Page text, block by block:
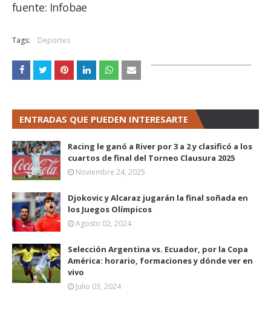
fuente: Infobae
Tags: Deportes
ENTRADAS QUE PUEDEN INTERESARTE
Racing le ganó a River por 3 a 2 y clasificó a los
cuartos de final del Torneo Clausura 2025
Noviembre 24, 2025
Djokovic y Alcaraz jugarán la final soñada en
los Juegos Olímpicos
Agosto 02, 2024
Selección Argentina vs. Ecuador, por la Copa
América: horario, formaciones y dónde ver en
vivo
Julio 03, 2024